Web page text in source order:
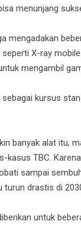
menunjang
mengadakan
X-ray
mengambil
sebagai kursus
banyak alat itu,
kasus TBC.
sampai
turun drastis di
untuk